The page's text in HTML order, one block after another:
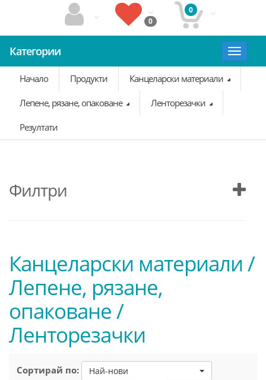
0
0
Категории
Toggle
Начало
Продукти Канцеларски материали
Лепене, рязане, опаковане Ленторезачки
Резултати
Филтри
Канцеларски материали /
Лепене, рязане,
опаковане /
Ленторезачки
Сортирай по: Най-нови